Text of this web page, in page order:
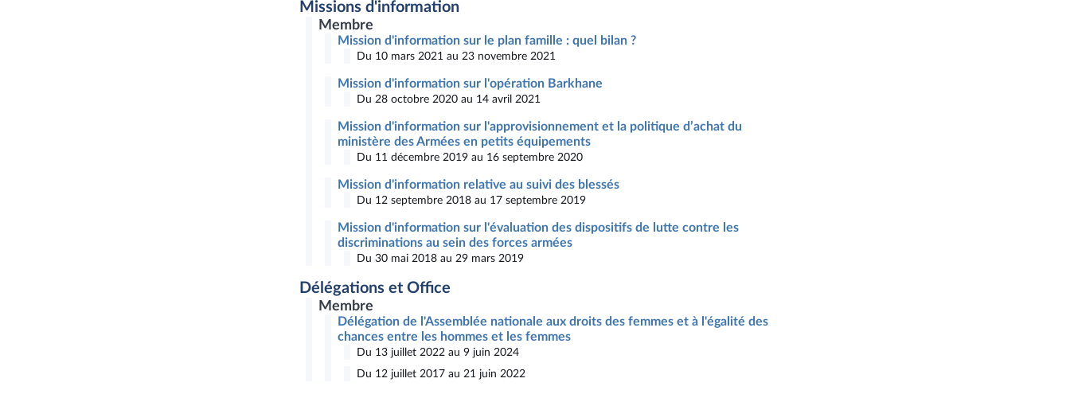
Missions d'information
Membre
Mission d'information sur le plan famille : quel bilan ?
Du 10 mars 2021 au 23 novembre 2021
Mission d'information sur l'opération Barkhane
Du 28 octobre 2020 au 14 avril 2021
Mission d'information sur l'approvisionnement et la politique d’achat du
ministère des Armées en petits équipements
Du 11 décembre 2019 au 16 septembre 2020
Mission d'information relative au suivi des blessés
Du 12 septembre 2018 au 17 septembre 2019
Mission d'information sur l'évaluation des dispositifs de lutte contre les
discriminations au sein des forces armées
Du 30 mai 2018 au 29 mars 2019
Délégations et Office
Membre
Délégation de l'Assemblée nationale aux droits des femmes et à l'égalité des
chances entre les hommes et les femmes
Du 13 juillet 2022 au 9 juin 2024
Du 12 juillet 2017 au 21 juin 2022